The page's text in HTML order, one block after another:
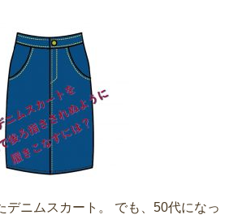
デニムスカート。 でも、50代になっ